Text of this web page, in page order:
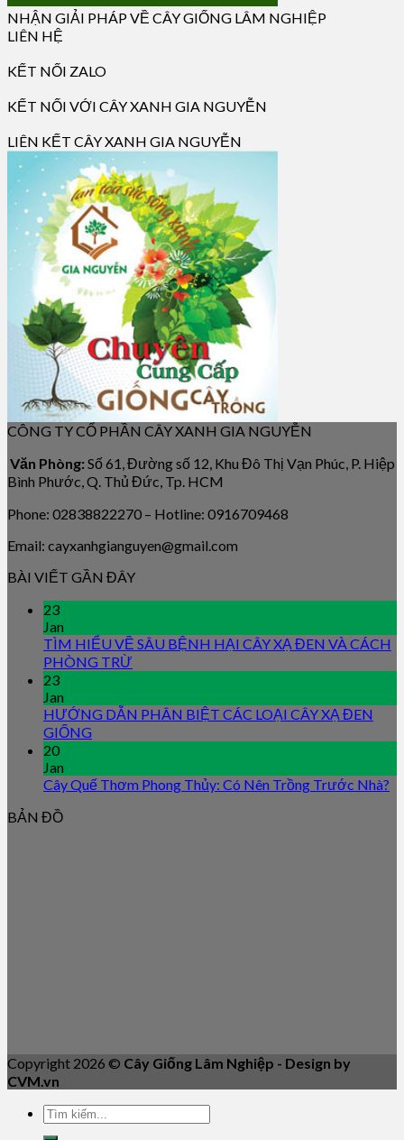
NHẬN GIẢI PHÁP VỀ CÂY GIỐNG LÂM NGHIỆP
LIÊN HỆ
KẾT NỐI ZALO
KẾT NỐI VỚI CÂY XANH GIA NGUYỄN
LIÊN KẾT CÂY XANH GIA NGUYỄN
CÔNG TY CỔ PHẦN CÂY XANH GIA NGUYỄN
Văn Phòng: Số 61, Đường số 12, Khu Đô Thị Vạn Phúc, P. Hiệp
Bình Phước, Q. Thủ Đức, Tp. HCM
Phone: 02838822270 – Hotline: 0916709468
Email: cayxanhgianguyen@gmail.com
BÀI VIẾT GẦN ĐÂY
23
Jan
TÌM HIỂU VỀ SÂU BỆNH HẠI CÂY XẠ ĐEN VÀ CÁCH
PHÒNG TRỪ
23
Jan
HƯỚNG DẪN PHÂN BIỆT CÁC LOẠI CÂY XẠ ĐEN
GIỐNG
20
Jan
Cây Quế Thơm Phong Thủy: Có Nên Trồng Trước Nhà?
BẢN ĐỒ
Copyright 2026 © Cây Giống Lâm Nghiệp - Design by
CVM.vn